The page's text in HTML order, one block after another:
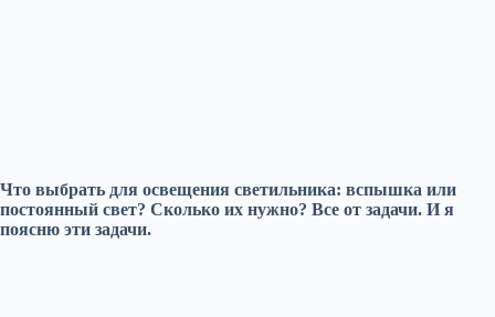
Что выбрать для освещения светильника: вспышка или
постоянный свет? Сколько их нужно? Все от задачи. И я
поясню эти задачи.